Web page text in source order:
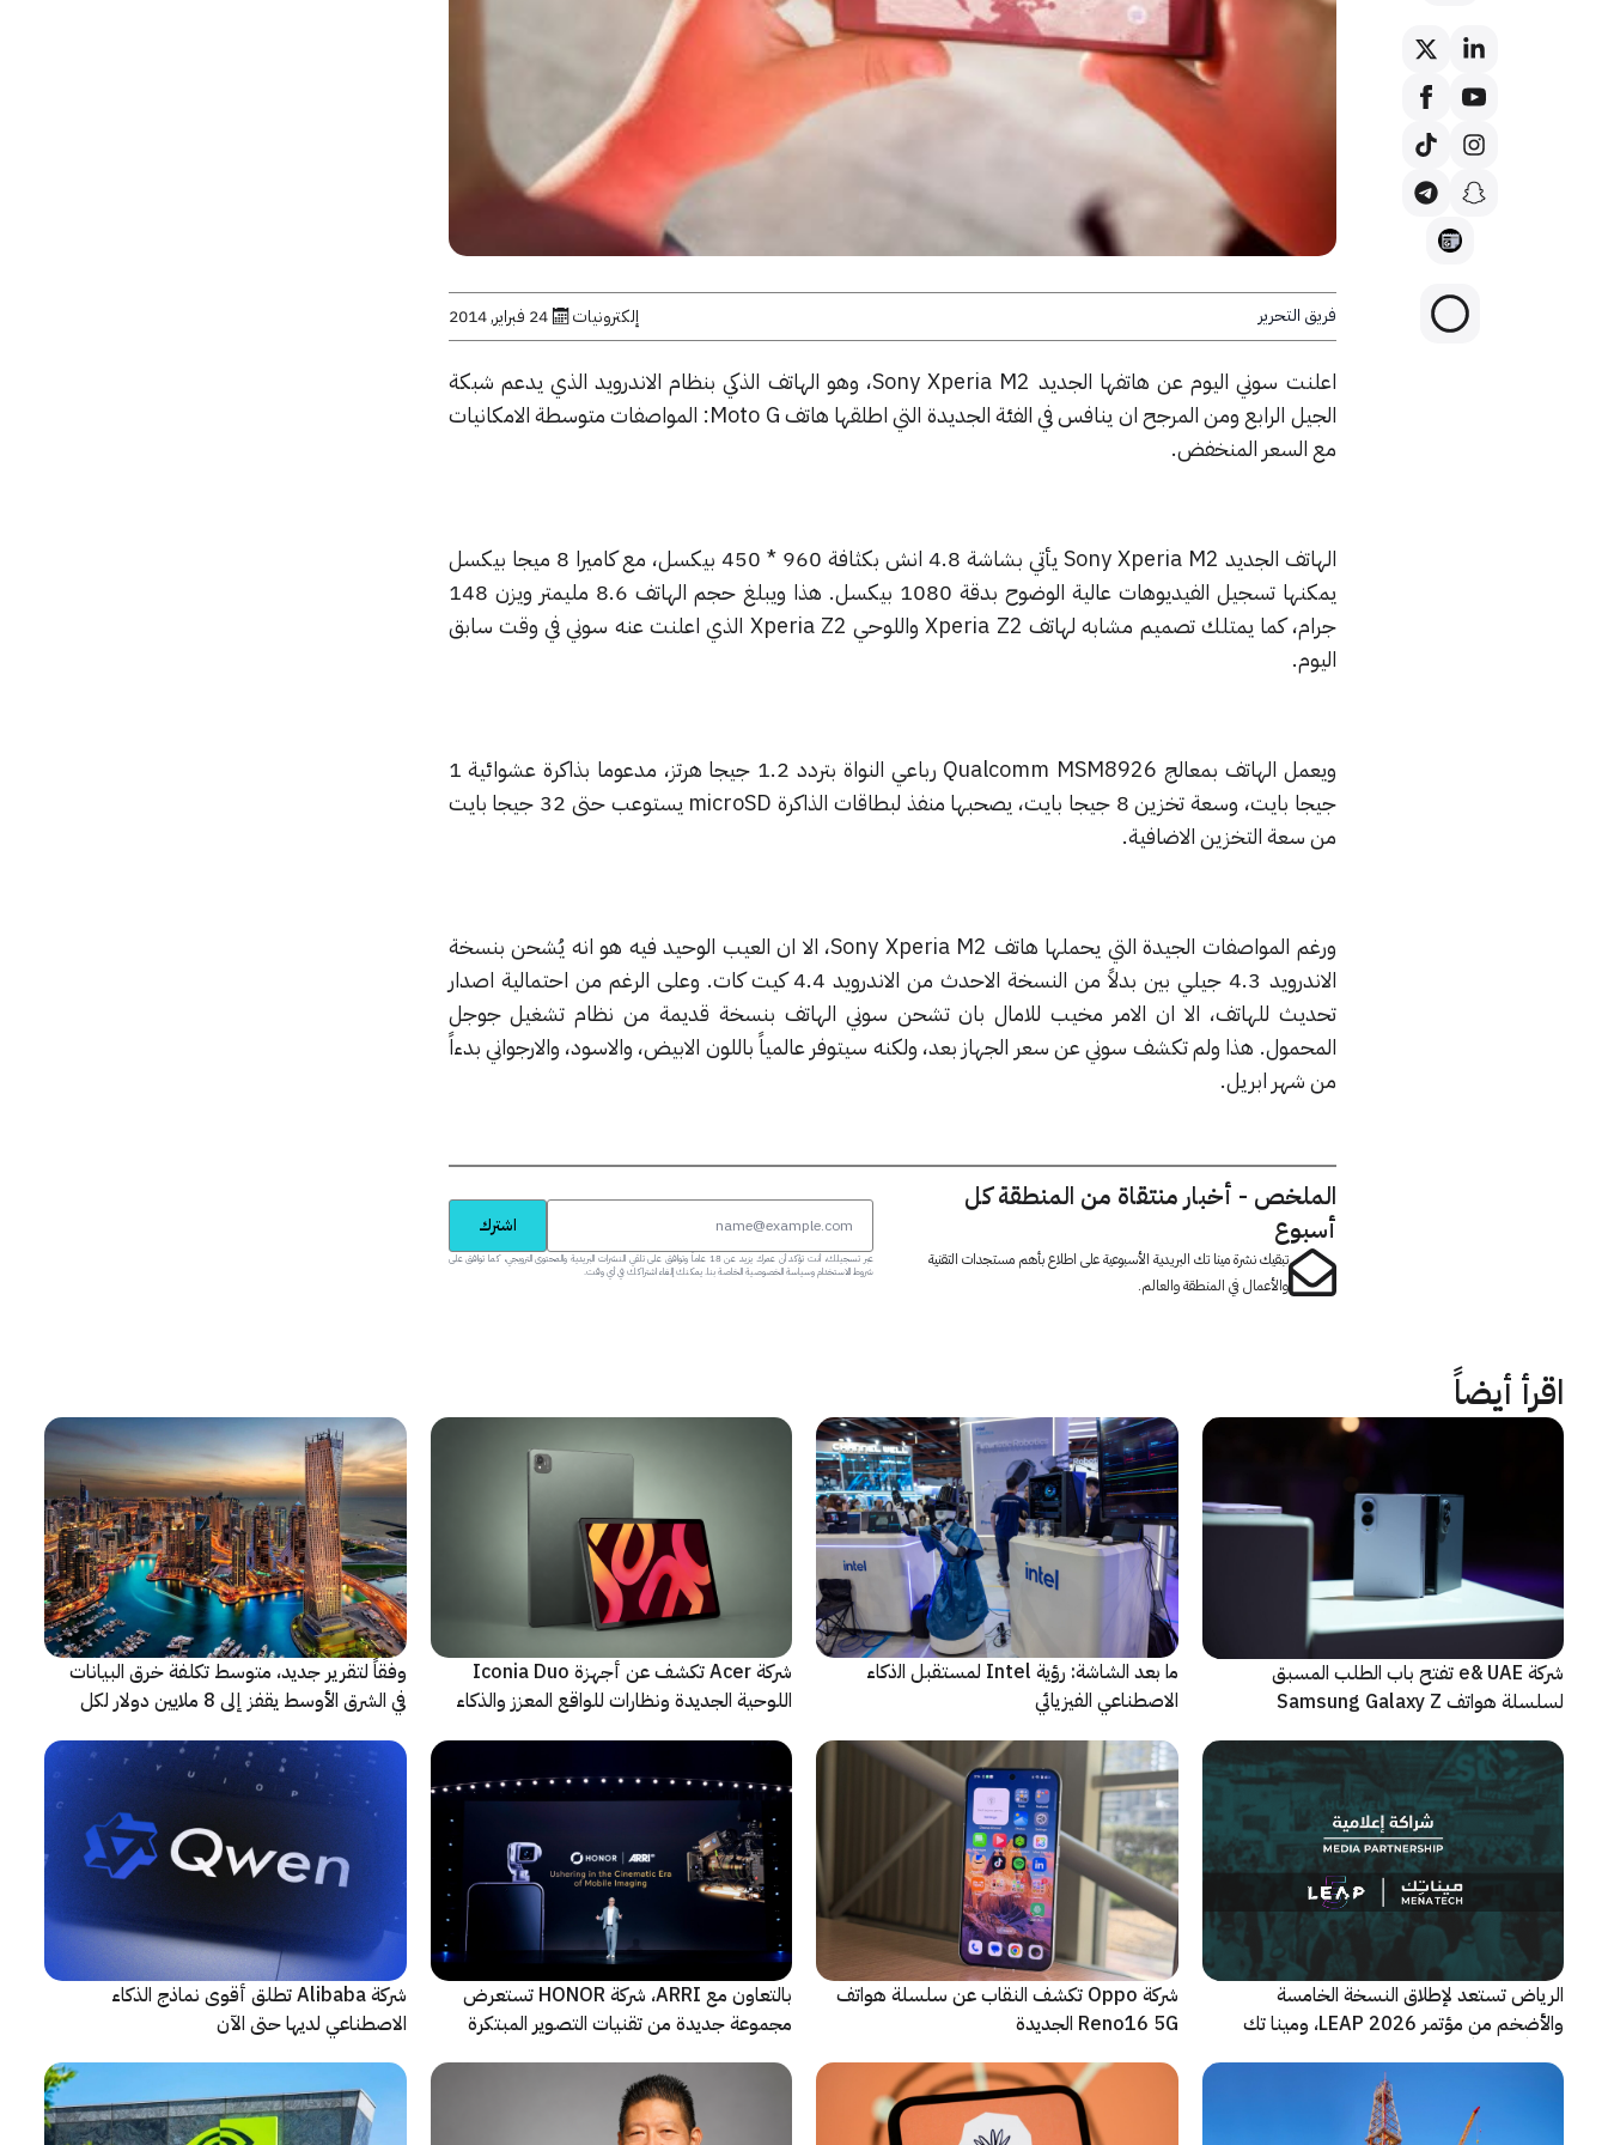
فريق التحرير إلكترونيات 24 فبراير, 2014
اعلنت سوني اليوم عن هاتفها الجديد Sony Xperia M2، وهو الهاتف الذكي بنظام الاندرويد الذي يدعم شبكة
الجيل الرابع ومن المرجح ان ينافس في الفئة الجديدة التي اطلقها هاتف Moto G: المواصفات متوسطة الامكانيات
مع السعر المنخفض.
الهاتف الجديد Sony Xperia M2 يأتي بشاشة 4.8 انش بكثافة 960 * 450 بيكسل، مع كاميرا 8 ميجا بيكسل
يمكنها تسجيل الفيديوهات عالية الوضوح بدقة 1080 بيكسل. هذا ويبلغ حجم الهاتف 8.6 مليمتر ويزن 148
جرام، كما يمتلك تصميم مشابه لهاتف Xperia Z2 واللوحي Xperia Z2 الذي اعلنت عنه سوني في وقت سابق
اليوم.
ويعمل الهاتف بمعالج Qualcomm MSM8926 رباعي النواة بتردد 1.2 جيجا هرتز، مدعوما بذاكرة عشوائية 1
جيجا بايت، وسعة تخزين 8 جيجا بايت، يصحبها منفذ لبطاقات الذاكرة microSD يستوعب حتى 32 جيجا بايت
من سعة التخزين الاضافية.
ورغم المواصفات الجيدة التي يحملها هاتف Sony Xperia M2، الا ان العيب الوحيد فيه هو انه يُشحن بنسخة
الاندرويد 4.3 جيلي بين بدلاً من النسخة الاحدث من الاندرويد 4.4 كيت كات. وعلى الرغم من احتمالية اصدار
تحديث للهاتف، الا ان الامر مخيب للامال بان تشحن سوني الهاتف بنسخة قديمة من نظام تشغيل جوجل
المحمول. هذا ولم تكشف سوني عن سعر الجهاز بعد، ولكنه سيتوفر عالمياً باللون الابيض، والاسود، والارجواني بدءاً
من شهر ابريل.
الملخص - أخبار منتقاة من المنطقة كل
أسبوع
تبقيك نشرة مينا تك البريدية الأسبوعية على اطلاع بأهم مستجدات التقنية
والأعمال في المنطقة والعالم.
اشترك
عبر تسجيلك، أنت تؤكد أن عمرك يزيد عن 18 عاماً وتوافق على تلقي النشرات البريدية والمحتوى الترويجي، كما توافق على
شروط الاستخدام وسياسة الخصوصية الخاصة بنا. يمكنك إلغاء اشتراكك في أي وقت.
اقرأ أيضاً
شركة e& UAE تفتح باب الطلب المسبق
لسلسلة هواتف Samsung Galaxy Z
ﻣا بعد الشاشة: رؤية Intel لمستقبل اﻟذﻛﺎء
الاصطناعي الفيزيائي
شركة Acer تكشف عن أجهزة Iconia Duo
اللوحية الجديدة ونظارات للواقع المعزز والذكاء
وفقاً لتقرير جديد، متوسط تكلفة خرق البيانات
في الشرق الأوسط يقفز إلى 8 ملايين دولار لكل
الرياض تستعد لإطلاق النسخة الخامسة
والأضخم من مؤتمر LEAP 2026، ومينا تك
شركة Oppo تكشف النقاب عن سلسلة هواتف
Reno16 5G الجديدة
بالتعاون مع ARRI، شركة HONOR تستعرض
مجموعة جديدة من تقنيات التصوير المبتكرة
شركة Alibaba تطلق أقوى نماذج الذكاء
الاصطناعي لديها حتى الآن